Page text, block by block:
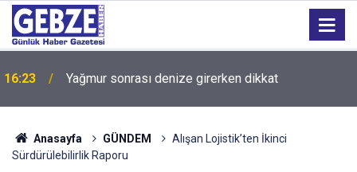
14:44
göreve başladı
Anasayfa GÜNDEM
Alışan Lojistik’ten İkinci
Sürdürülebilirlik Raporu